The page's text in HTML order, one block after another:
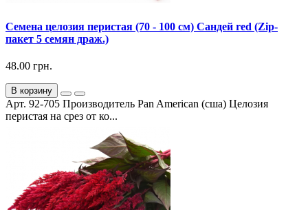
Семена целозия перистая (70 - 100 см) Сандей red (Zip-
пакет 5 семян драж.)
48.00 грн.
В корзину
Арт. 92-705 Производитель Pan American (сша) Целозия
перистая на срез от ко...